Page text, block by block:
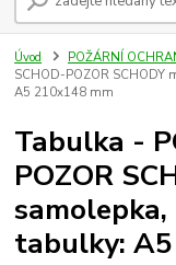
Úvod POŽÁRNÍ
SCHOD-POZOR SCHODY
A5 210x148 mm
Tabulka -
POZOR
samolepka,
tabulky: